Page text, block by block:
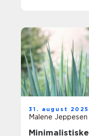
31. august 2025
Malene Jeppesen
Minimalistiske